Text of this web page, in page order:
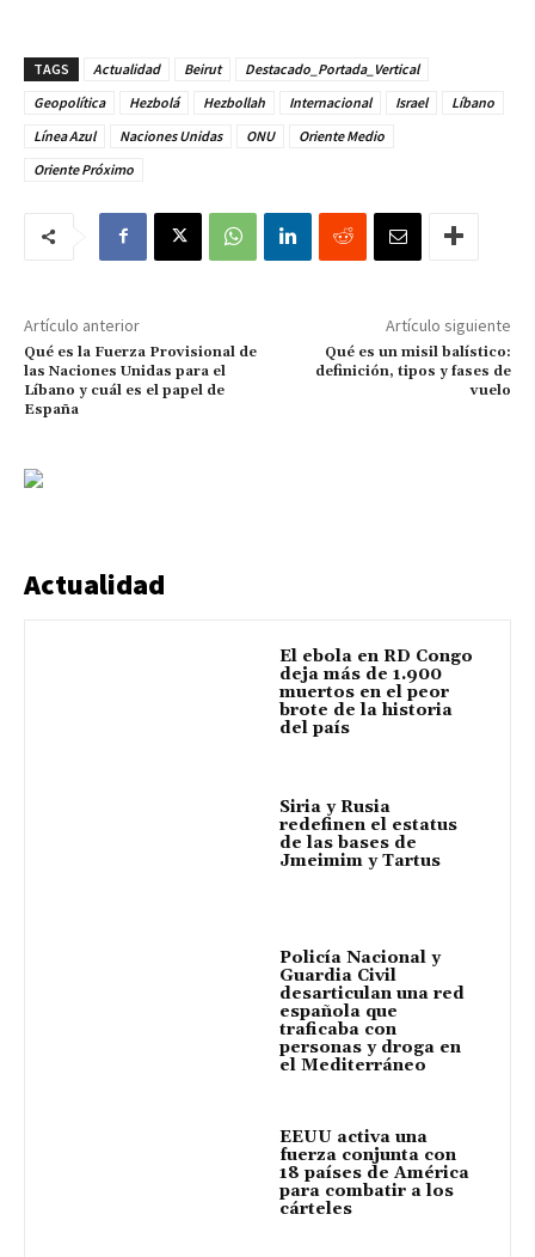
TAGS Actualidad Beirut
Destacado_Portada_Vertical
Geopolítica
Hezbolá Hezbollah Internacional Israel
Líbano
Línea Azul
Naciones Unidas ONU
Oriente Medio
Oriente Próximo
Artículo anterior
Qué es la Fuerza Provisional de
las Naciones Unidas para el
Líbano y cuál es el papel de
España
Artículo siguiente
Qué es un misil balístico:
definición, tipos y fases de
vuelo
Actualidad
El ebola en RD Congo
deja más de 1.900
muertos en el peor
brote de la historia
del país
Siria y Rusia
redefinen el estatus
de las bases de
Jmeimim y Tartus
Policía Nacional y
Guardia Civil
desarticulan una red
española que
traficaba con
personas y droga en
el Mediterráneo
EEUU activa una
fuerza conjunta con
18 países de América
para combatir a los
cárteles